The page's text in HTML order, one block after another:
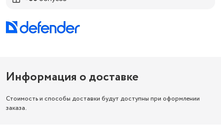
Информация о доставке
Стоимость и способы доставки будут доступны при оформлении
заказа.